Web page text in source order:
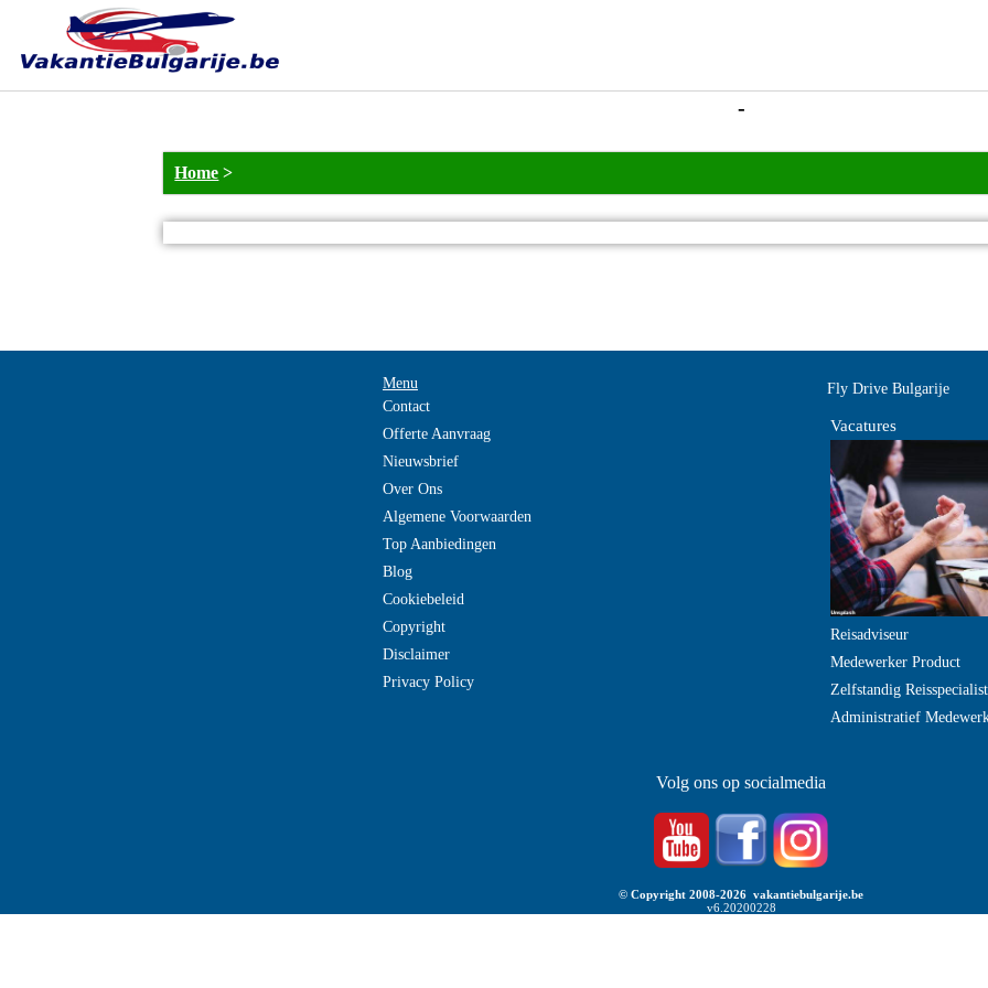
-
Home >
Menu
Contact
Offerte Aanvraag
Nieuwsbrief
Over Ons
Algemene Voorwaarden
Top Aanbiedingen
Blog
Cookiebeleid
Copyright
Disclaimer
Privacy Policy
Fly Drive Bulgarije
Vacatures
Reisadviseur
Medewerker Product
Zelfstandig Reisspecialist
Administratief
Volg ons op socialmedia
© Copyright 2008-2026 vakantiebulgarije.be
v6.20200228